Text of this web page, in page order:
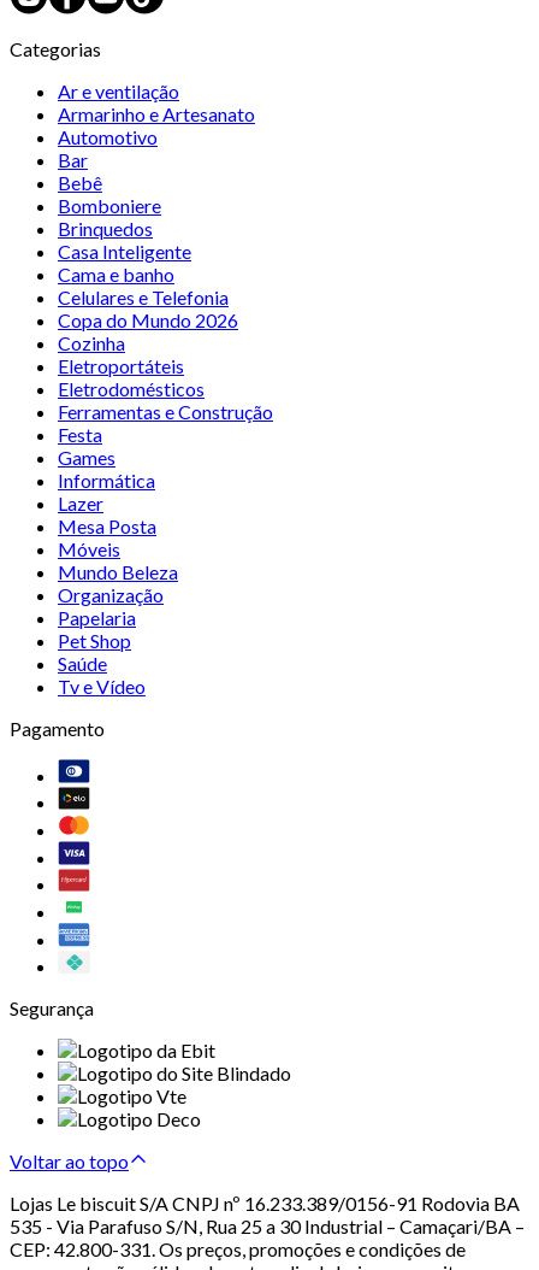
Categorias
Ar e ventilação
Armarinho e Artesanato
Automotivo
Bar
Bebê
Bomboniere
Brinquedos
Casa Inteligente
Cama e banho
Celulares e Telefonia
Copa do Mundo 2026
Cozinha
Eletroportáteis
Eletrodomésticos
Ferramentas e Construção
Festa
Games
Informática
Lazer
Mesa Posta
Móveis
Mundo Beleza
Organização
Papelaria
Pet Shop
Saúde
Tv e Vídeo
Pagamento
Segurança
Voltar ao topo
Lojas Le biscuit S/A CNPJ nº 16.233.389/0156-91 Rodovia BA
535 - Via Parafuso S/N, Rua 25 a 30 Industrial – Camaçari/BA –
CEP: 42.800-331. Os preços, promoções e condições de